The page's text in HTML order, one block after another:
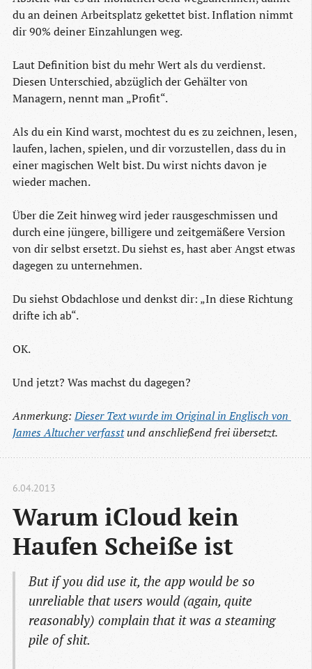
du an deinen Arbeitsplatz gekettet bist. Inflation nimmt
dir 90% deiner Einzahlungen weg.
Laut Definition bist du mehr Wert als du verdienst.
Diesen Unterschied, abzüglich der Gehälter von
Managern, nennt man „Profit“.
Als du ein Kind warst, mochtest du es zu zeichnen, lesen,
laufen, lachen, spielen, und dir vorzustellen, dass du in
einer magischen Welt bist. Du wirst nichts davon je
wieder machen.
Über die Zeit hinweg wird jeder rausgeschmissen und
durch eine jüngere, billigere und zeitgemäßere Version
von dir selbst ersetzt. Du siehst es, hast aber Angst etwas
dagegen zu unternehmen.
Du siehst Obdachlose und denkst dir: „In diese Richtung
drifte ich ab“.
OK.
Und jetzt? Was machst du dagegen?
Anmerkung:Dieser Text wurde im Original in Englisch von
James Altucher verfasstund anschließend frei übersetzt.
Warum iCloud kein
Haufen Scheiße ist
6.04.2013
But if you did use it, the app would be so
unreliable that users would (again, quite
reasonably) complain that it was a steaming
pile of shit.